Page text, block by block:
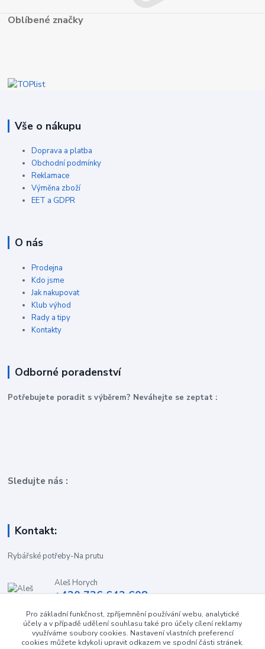
Oblíbené značky
Vše o nákupu
Doprava a platba
Obchodní podmínky
Reklamace
Výměna zboží
EET a GDPR
O nás
Prodejna
Kdo jsme
Jak nakupovat
Klub výhod
Rady a tipy
Kontakty
Odborné poradenství
Potřebujete poradit s výběrem? Neváhejte se zeptat :
Sledujte nás :
Kontakt:
Rybářské potřeby-Na prutu
Aleš Horych
+420 736 642 608
obchod-naprutu@seznam.cz
Pro základní funkčnost, zpříjemnění používání webu, analytické
účely a v případě udělení souhlasu také pro účely cílení reklamy
využíváme soubory cookies. Nastavení vlastních preferencí
cookies můžete kdykoli upravit odkazem ve spodní části stránek.